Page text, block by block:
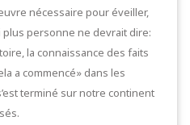
nécessaire pour éveiller,
plus personne ne devrait dire:
la connaissance des faits
a commencé» dans les
terminé sur notre continent